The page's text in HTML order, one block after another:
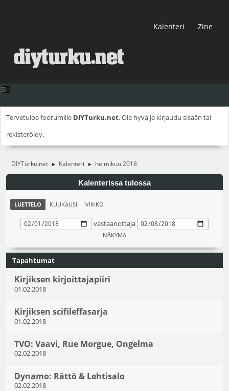
Kalenteri Zine
Tervetuloa foorumille DIYTurku.net. Ole hyvä ja kirjaudu sisään tai
rekisteröidy.
DIYTurku.net ► Kalenteri ► helmikuu 2018
Kalenterissa tulossa
LUETTELO KUUKAUSI VIIKKO
vastaanottaja
Tapahtumat
Kirjiksen kirjoittajapiiri
01.02.2018
Kirjiksen scifileffasarja
01.02.2018
TVO: Vaavi, Rue Morgue, Ongelma
02.02.2018
Dynamo: Rättö & Lehtisalo
02.02.2018